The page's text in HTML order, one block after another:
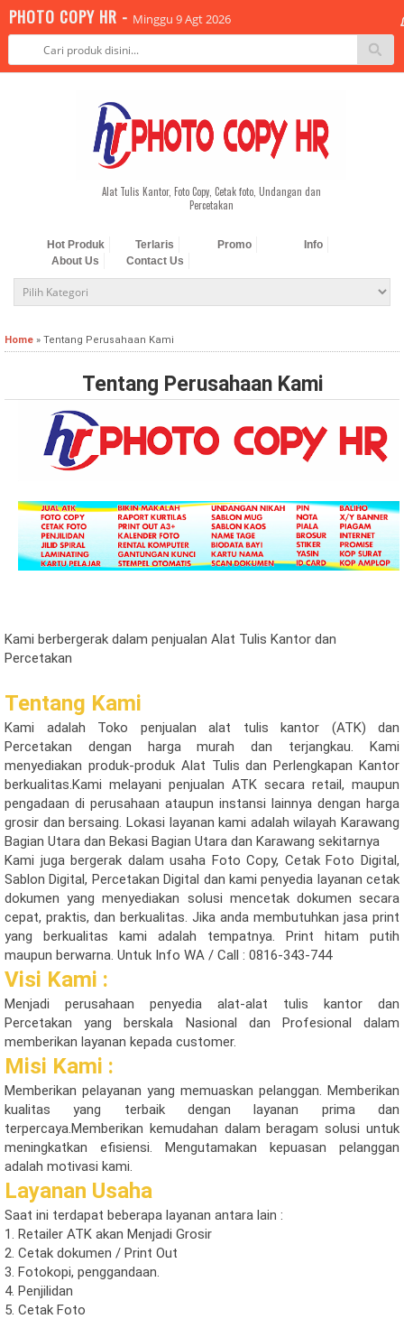
PHOTO COPY HR - Minggu 9 Agt 2026
Alat Tulis Kantor, Foto Copy, Cetak foto, Undangan dan
Percetakan
Hot Produk Terlaris Promo
Info
About Us
Contact Us
Home » Tentang Perusahaan Kami
Tentang Perusahaan Kami
Kami berbergerak dalam penjualan Alat Tulis Kantor dan
Percetakan
Tentang Kami
Kami adalah Toko penjualan alat tulis kantor (ATK) dan
Percetakan dengan harga murah dan terjangkau. Kami
menyediakan produk-produk Alat Tulis dan Perlengkapan Kantor
berkualitas.Kami melayani penjualan ATK secara retail, maupun
pengadaan di perusahaan ataupun instansi lainnya dengan harga
grosir dan bersaing. Lokasi layanan kami adalah wilayah Karawang
Bagian Utara dan Bekasi Bagian Utara dan Karawang sekitarnya
Kami juga bergerak dalam usaha Foto Copy, Cetak Foto Digital,
Sablon Digital, Percetakan Digital dan kami penyedia layanan cetak
dokumen yang menyediakan solusi mencetak dokumen secara
cepat, praktis, dan berkualitas. Jika anda membutuhkan jasa print
yang berkualitas kami adalah tempatnya. Print hitam putih
maupun berwarna. Untuk Info WA / Call : 0816-343-744
Visi Kami :
Menjadi perusahaan penyedia alat-alat tulis kantor dan
Percetakanyang berskala Nasional dan Profesional dalam
memberikan layanan kepada customer.
Misi Kami :
Memberikan pelayanan yang memuaskan pelanggan. Memberikan
kualitas yang terbaik dengan layanan prima dan
terpercaya.Memberikan kemudahan dalam beragam solusi untuk
meningkatkan efisiensi. Mengutamakan kepuasan pelanggan
adalah motivasi kami.
Layanan Usaha
Saat ini terdapat beberapa layanan antara lain :
1. Retailer ATK akan Menjadi Grosir
2. Cetak dokumen / Print Out
3. Fotokopi, penggandaan.
4. Penjilidan
5. Cetak Foto